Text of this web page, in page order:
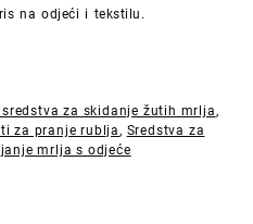
na odjeći i tekstilu.
za skidanje žutih mrlja,
za pranje rublja, Sredstva za
mrlja s odjeće